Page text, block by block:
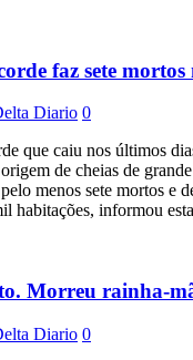
faz sete
Diario 0
que caiu nos últimos
de cheias de
menos sete mortos e
habitações, informou
Morreu rainha-
Diario 0